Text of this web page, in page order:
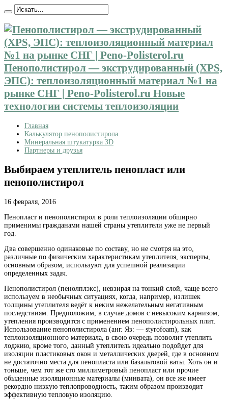
Пенополистирол — экструдированный (XPS,
ЭПС): теплоизоляционный материал №1 на
рынке СНГ | Peno-Polisterol.ru Новые
технологии системы теплоизоляции
Главная
Калькулятор пенополистирола
Минеральная штукатурка 3D
Партнеры и друзья
Выбираем утеплитель пенопласт или
пенополистирол
16 февраля, 2016
Пенопласт и пенополистирол в роли теплоизоляции обширно
применимы гражданами нашей страны утеплители уже не первый
год.
Два совершенно одинаковые по составу, но не смотря на это,
различные по физическим характеристикам утеплителя, эксперты,
основным образом, используют для успешной реализации
определенных задач.
Пенополистирол (пенолплэкс), невзирая на тонкий слой, чаще всего
используем в необычных ситуациях, когда, например, излишек
толщины утеплителя ведёт к неким нежелательным негативным
последствиям. Предположим, в случае домов с невысоким карнизом,
утепления производится с применением пенополистирольных плит.
Использование пенополистирола (анг. Яз: — styrofoam), как
теплоизоляционного материала, в свою очередь позволит утеплить
лоджию, кроме того, данный утеплитель идеально подойдет для
изоляции пластиковых окон и металлических дверей, где в основном
не достаточно места для пенопласта или базальтовой ваты. Хоть он и
тоньше, чем тот же сто миллиметровый пенопласт или прочие
обыденные изоляционные материалы (минвата), он все же имеет
рекордно низкую теплопроводность, таким образом производит
эффективную тепловую изоляцию.